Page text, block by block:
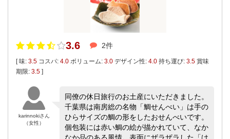
3.6 2件
[ 味: 3.5 コスパ: 4.0 ボリューム: 3.0 デザイン性: 4.0 持ち運び: 3.5 賞味
期限: 3.5 ]
karinnokiさん
（女性）
同僚の休日旅行のお土産にいただきました。
千葉県は南房総の名物「鯛せんべい」は手の
ひらサイズの鯛の形をしたおせんべいです。
個包装には赤い鯛の絵が描かれていて、なか
なか品のある風情。表面にザラザラした「け